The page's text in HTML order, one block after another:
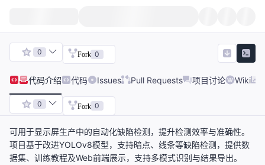
0 Fork 0
代码介绍 代码 Issues Pull Requests 项目讨论 Wiki
0 Fork 0
可用于显示屏生产中的自动化缺陷检测，提升检测效率与准确性。
项目基于改进YOLOv8模型，支持暗点、线条等缺陷检测，提供数
据集、训练教程及Web前端展示，支持多模式识别与结果导出。